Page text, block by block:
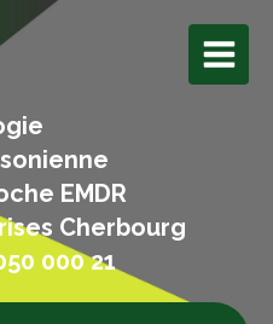
EMDR
Cherbourg
000 21